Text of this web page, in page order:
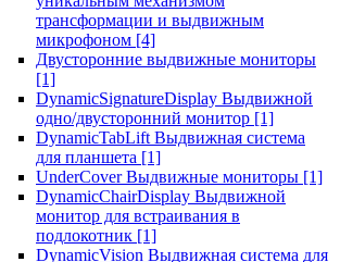
трансформации и выдвижным
микрофоном [4]
Двусторонние выдвижные мониторы
[1]
DynamicSignatureDisplay Выдвижной
одно/двусторонний монитор [1]
DynamicTabLift Выдвижная система
для планшета [1]
UnderCover Выдвижные мониторы [1]
DynamicChairDisplay Выдвижной
монитор для встраивания в
подлокотник [1]
DynamicVision Выдвижная система для